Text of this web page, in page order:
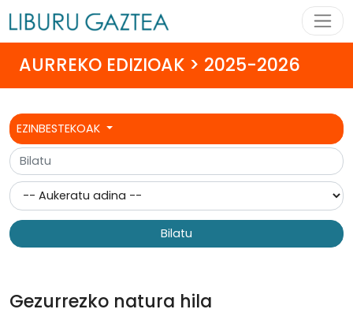
AURREKO EDIZIOAK > 2025-2026
EZINBESTEKOAK
Bilatu
Gezurrezko natura hila